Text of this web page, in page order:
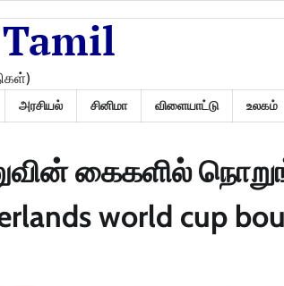
அரசியல் சினிமா விளையாட்டு உலகம்
கைகளில்
world cup